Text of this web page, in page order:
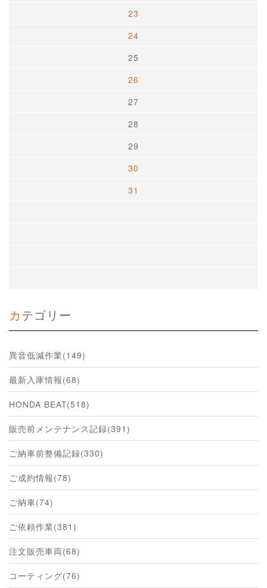
23
24
25
26
27
28
29
30
31
カテゴリー
異音低減作業(149)
最新入庫情報(68)
HONDA BEAT(518)
販売前メンテナンス記録(391)
ご納車前整備記録(330)
ご成約情報(78)
ご納車(74)
ご依頼作業(381)
注文販売車両(68)
コーティング(76)